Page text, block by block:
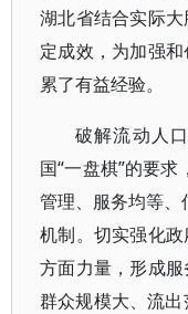
湖北省结合实际
定成效，为加强
累了有益经验。
破解流动人
国“一盘棋”的要
管理、服务均等、
机制。切实强化
方面力量，形成
群众规模大、流